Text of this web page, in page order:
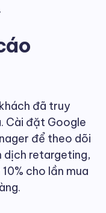
đã truy
Cài đặt Google
để theo dõi
dịch retargeting,
cho lần mua